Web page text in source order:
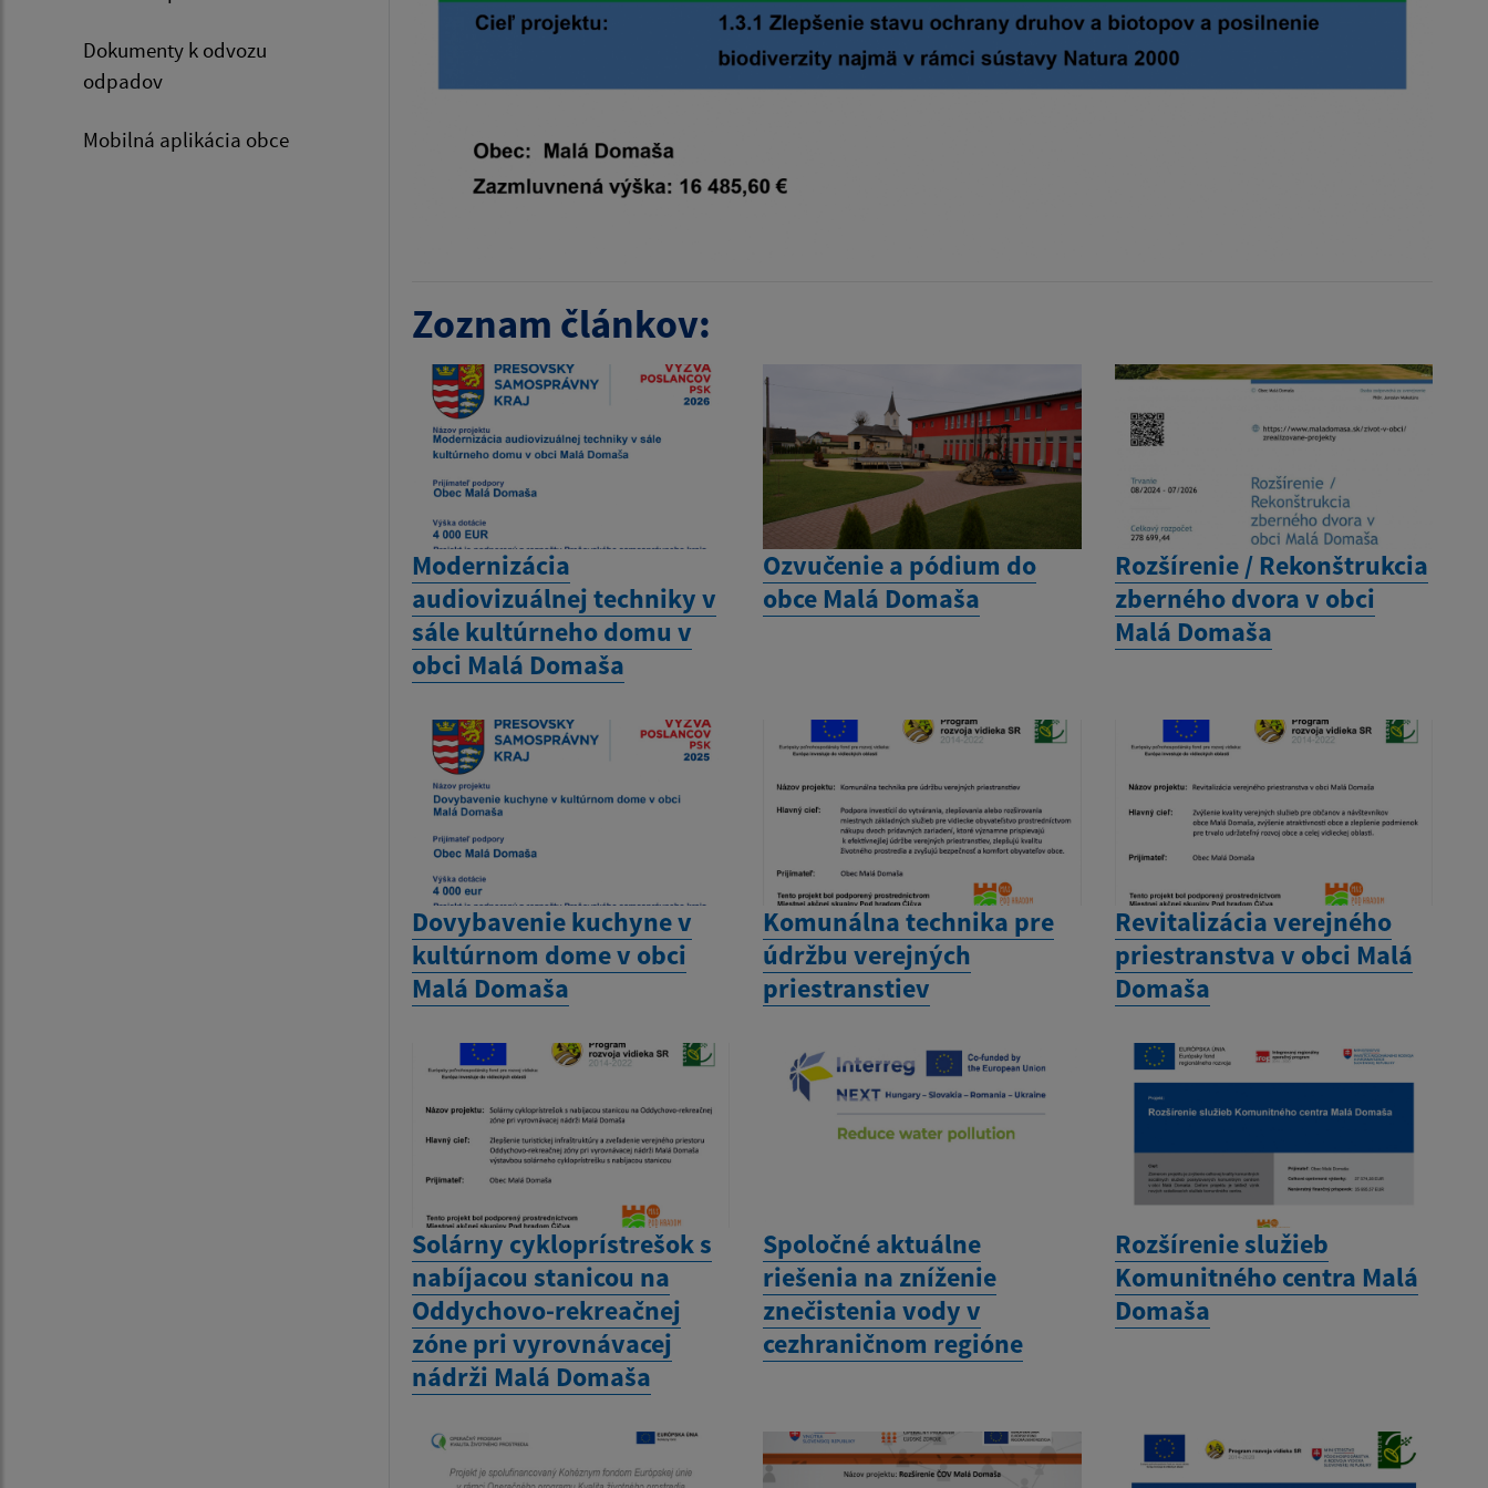
Dokumenty k odvozu
odpadov
Mobilná aplikácia obce
Zoznam článkov:
Modernizácia
audiovizuálnej techniky v
sále kultúrneho domu v
obci Malá Domaša
Ozvučenie a pódium do
obce Malá Domaša
Rozšírenie / Rekonštrukcia
zberného dvora v obci
Malá Domaša
Dovybavenie kuchyne v
kultúrnom dome v obci
Malá Domaša
Komunálna technika pre
údržbu verejných
priestranstiev
Revitalizácia verejného
priestranstva v obci Malá
Domaša
Solárny cykloprístrešok s
nabíjacou stanicou na
Oddychovo-rekreačnej
zóne pri vyrovnávacej
nádrži Malá Domaša
Spoločné aktuálne
riešenia na zníženie
znečistenia vody v
cezhraničnom regióne
Rozšírenie služieb
Komunitného centra Malá
Domaša